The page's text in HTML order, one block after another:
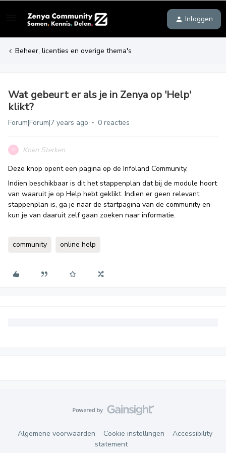
Inloggen
Beheer, licenties en overige thema's
Wat gebeurt er als je in Zenya op 'Help'
klikt?
Forum|Forum|7 years ago 0 reacties
K
Koen Sterken
Deze knop opent een pagina op de Infoland Community.
Indien beschikbaar is dit het stappenplan dat bij de module hoort
van waaruit je op Help hebt geklikt. Indien er geen relevant
stappenplan is, ga je naar de startpagina van de community en
kun je van daaruit zelf gaan zoeken naar informatie.
community online help
Algemene voorwaarden Cookie instellingen
Accessibility
statement